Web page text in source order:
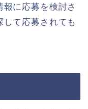
に応募を検討さ
て応募されても